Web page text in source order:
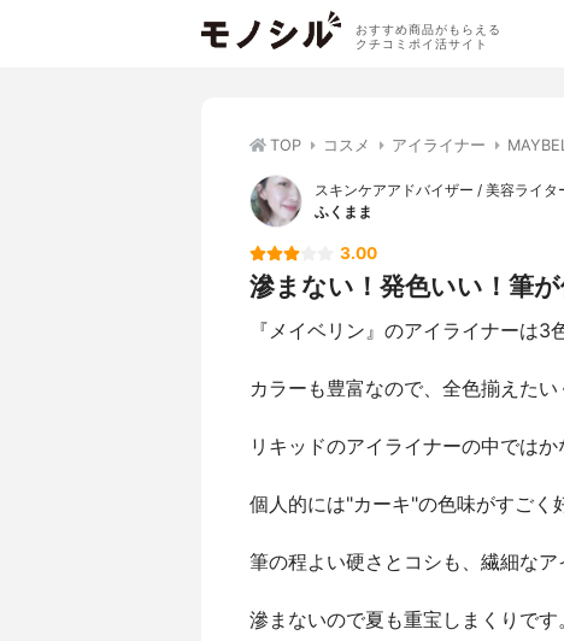
おすすめ商品がもらえる
クチコミポイ活サイト
TOP コスメ アイライナー
スキンケアアドバイザー / 美容ライタ
ふくまま
3.00
滲まない！発色いい！筆が
『メイベリン』のアイライナーは3
カラーも豊富なので、全色揃えたい
リキッドのアイライナーの中ではか
個人的には"カーキ"の色味がすごく
筆の程よい硬さとコシも、繊細な
滲まないので夏も重宝しまくりです。